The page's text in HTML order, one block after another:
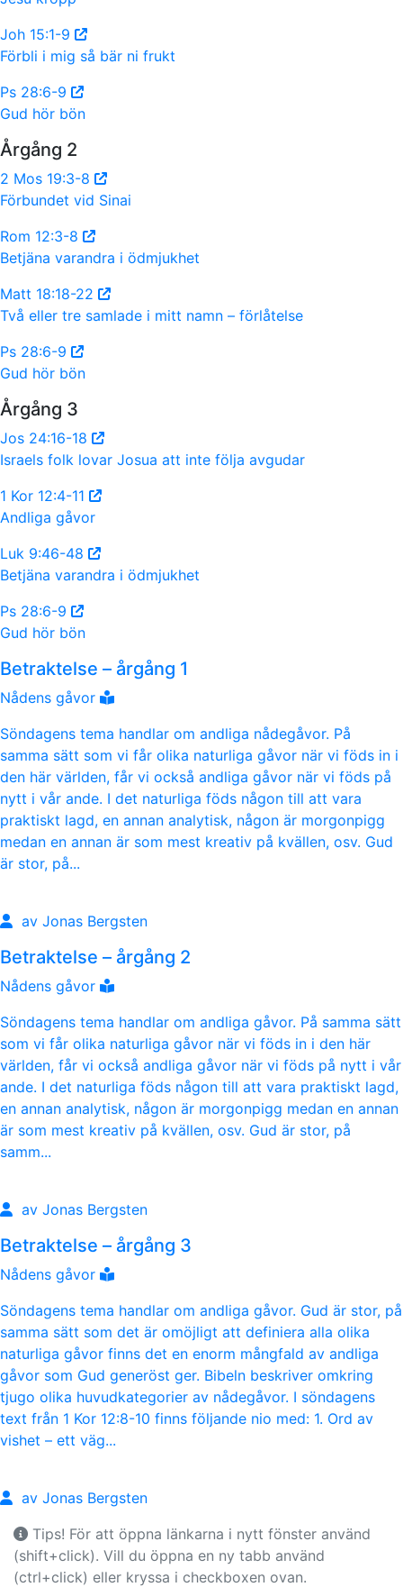
Joh 15:1-9
Förbli i mig så bär ni frukt
Ps 28:6-9
Gud hör bön
Årgång 2
2 Mos 19:3-8
Förbundet vid Sinai
Rom 12:3-8
Betjäna varandra i ödmjukhet
Matt 18:18-22
Två eller tre samlade i mitt namn – förlåtelse
Ps 28:6-9
Gud hör bön
Årgång 3
Jos 24:16-18
Israels folk lovar Josua att inte följa avgudar
1 Kor 12:4-11
Andliga gåvor
Luk 9:46-48
Betjäna varandra i ödmjukhet
Ps 28:6-9
Gud hör bön
Betraktelse – årgång 1
Nådens gåvor
Söndagens tema handlar om andliga nådegåvor. På
samma sätt som vi får olika naturliga gåvor när vi föds in i
den här världen, får vi också andliga gåvor när vi föds på
nytt i vår ande. I det naturliga föds någon till att vara
praktiskt lagd, en annan analytisk, någon är morgonpigg
medan en annan är som mest kreativ på kvällen, osv. Gud
är stor, på...
av Jonas Bergsten
Betraktelse – årgång 2
Nådens gåvor
Söndagens tema handlar om andliga gåvor. På samma sätt
som vi får olika naturliga gåvor när vi föds in i den här
världen, får vi också andliga gåvor när vi föds på nytt i vår
ande. I det naturliga föds någon till att vara praktiskt lagd,
en annan analytisk, någon är morgonpigg medan en annan
är som mest kreativ på kvällen, osv. Gud är stor, på
samm...
av Jonas Bergsten
Betraktelse – årgång 3
Nådens gåvor
Söndagens tema handlar om andliga gåvor. Gud är stor, på
samma sätt som det är omöjligt att definiera alla olika
naturliga gåvor finns det en enorm mångfald av andliga
gåvor som Gud generöst ger. Bibeln beskriver omkring
tjugo olika huvudkategorier av nådegåvor. I söndagens
text från 1 Kor 12:8-10 finns följande nio med: 1. Ord av
vishet – ett väg...
av Jonas Bergsten
Tips! För att öppna länkarna i nytt fönster använd
(shift+click). Vill du öppna en ny tabb använd
(ctrl+click) eller kryssa i checkboxen ovan.